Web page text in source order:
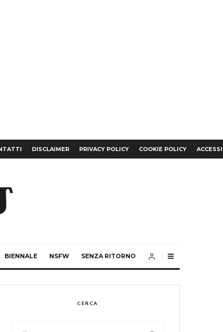
DISCLAIMER PRIVACY POLICY COOKIE POLICY
BIENNALE NSFW SENZA RITORNO
CERCA